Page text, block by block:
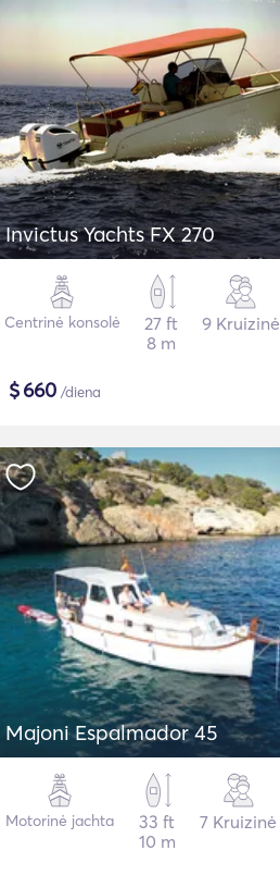
Invictus Yachts FX 270
Centrinė konsolė
27 ft
8 m
9 Kruizinė
$660 /diena
Majoni Espalmador 45
Motorinė jachta
33 ft
10 m
7 Kruizinė